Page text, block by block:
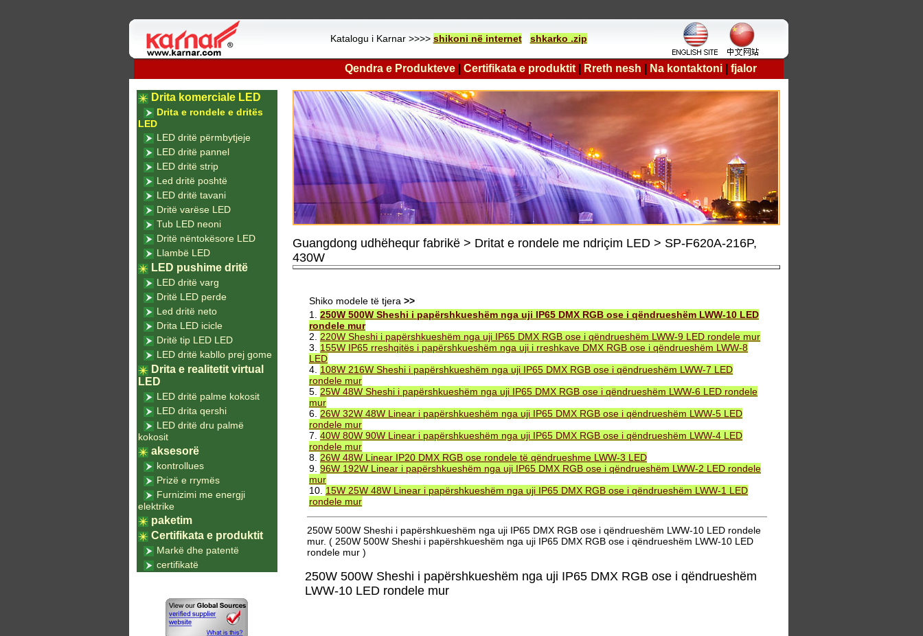
Katalogu i Karnar >>>> shikoni në internet shkarko .zip
Qendra e Produkteve Certifikata e produktit Rreth nesh Na kontaktoni fjalor
Guangdong udhëhequr fabrikë > Dritat e rondele me ndriçim LED > SP-F620A-216P,
430W
Shiko modele të tjera >>
1. 250W 500W Sheshi i papërshkueshëm nga uji IP65 DMX RGB ose i qëndrueshëm LWW-10 LED
rondele mur
2. 220W Sheshi i papërshkueshëm nga uji IP65 DMX RGB ose i qëndrueshëm LWW-9 LED rondele mur
3. 155W IP65 rreshqitës i papërshkueshëm nga uji i rreshkave DMX RGB ose i qëndrueshëm LWW-8
LED
4. 108W 216W Sheshi i papërshkueshëm nga uji IP65 DMX RGB ose i qëndrueshëm LWW-7 LED
rondele mur
5. 25W 48W Sheshi i papërshkueshëm nga uji IP65 DMX RGB ose i qëndrueshëm LWW-6 LED rondele
mur
6. 26W 32W 48W Linear i papërshkueshëm nga uji IP65 DMX RGB ose i qëndrueshëm LWW-5 LED
rondele mur
7. 40W 80W 90W Linear i papërshkueshëm nga uji IP65 DMX RGB ose i qëndrueshëm LWW-4 LED
rondele mur
8. 26W 48W Linear IP20 DMX RGB ose rondele të qëndrueshme LWW-3 LED
9. 96W 192W Linear i papërshkueshëm nga uji IP65 DMX RGB ose i qëndrueshëm LWW-2 LED rondele
mur
10. 15W 25W 48W Linear i papërshkueshëm nga uji IP65 DMX RGB ose i qëndrueshëm LWW-1 LED
rondele mur
250W 500W Sheshi i papërshkueshëm nga uji IP65 DMX RGB ose i qëndrueshëm LWW-10 LED rondele
mur. ( 250W 500W Sheshi i papërshkueshëm nga uji IP65 DMX RGB ose i qëndrueshëm LWW-10 LED
rondele mur )
250W 500W Sheshi i papërshkueshëm nga uji IP65 DMX RGB ose i qëndrueshëm
LWW-10 LED rondele mur
Drita komerciale LED
Drita e rondele e dritës
LED
LED dritë përmbytjeje
LED dritë pannel
LED dritë strip
Led dritë poshtë
LED dritë tavani
Dritë varëse LED
Tub LED neoni
Dritë nëntokësore LED
Llambë LED
LED pushime dritë
LED dritë varg
Dritë LED perde
Led dritë neto
Drita LED icicle
Dritë tip LED LED
LED dritë kabllo prej gome
Drita e realitetit virtual
LED
LED dritë palme kokosit
LED drita qershi
LED dritë dru palmë
kokosit
aksesorë
kontrollues
Prizë e rrymës
Furnizimi me energji
elektrike
paketim
Certifikata e produktit
Markë dhe patentë
certifikatë